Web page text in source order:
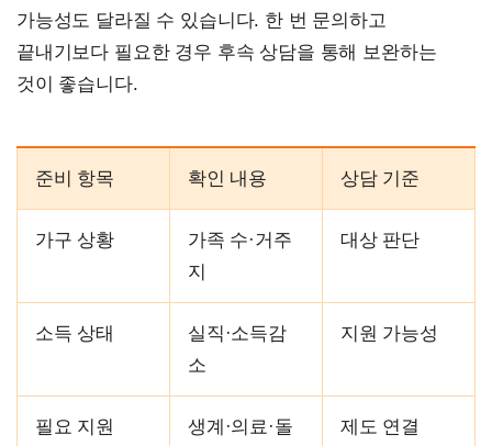
가능성도 달라질 수 있습니다. 한 번 문의하고
끝내기보다 필요한 경우 후속 상담을 통해 보완하는
것이 좋습니다.
준비 항목 확인 내용 상담 기준
가구 상황
가족 수·거주
지
대상 판단
소득 상태
실직·소득감
소
지원 가능성
필요 지원
생계·의료·돌
제도 연결